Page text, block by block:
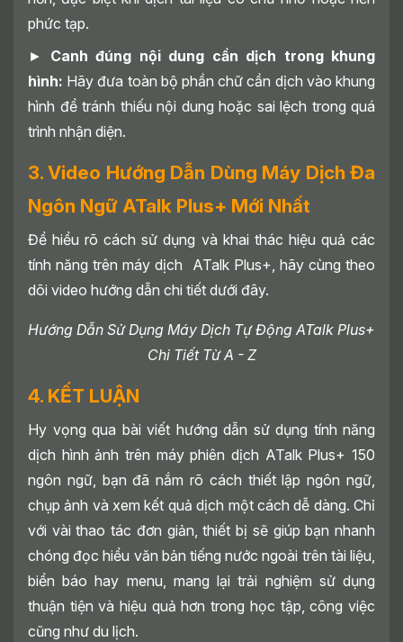
phức tạp.
► Canh đúng nội dung cần dịch trong khung
hình: Hãy đưa toàn bộ phần chữ cần dịch vào khung
hình để tránh thiếu nội dung hoặc sai lệch trong quá
trình nhận diện.
3. Video Hướng Dẫn Dùng Máy Dịch Đa
Ngôn Ngữ ATalk Plus+ Mới Nhất
Để hiểu rõ cách sử dụng và khai thác hiệu quả các
tính năng trên máy dịch ATalk Plus+, hãy cùng theo
dõi video hướng dẫn chi tiết dưới đây.
Hướng Dẫn Sử Dụng Máy Dịch Tự Động ATalk Plus+ Chi Tiết Từ A - Z
Hướng Dẫn Sử Dụng Máy Dịch Tự Động ATalk Plus+
Chi Tiết Từ A - Z
4. KẾT LUẬN
Hy vọng qua bài viết hướng dẫn sử dụng tính năng
dịch hình ảnh trên máy phiên dịch ATalk Plus+ 150
ngôn ngữ, bạn đã nắm rõ cách thiết lập ngôn ngữ,
chụp ảnh và xem kết quả dịch một cách dễ dàng. Chỉ
với vài thao tác đơn giản, thiết bị sẽ giúp bạn nhanh
chóng đọc hiểu văn bản tiếng nước ngoài trên tài liệu,
biển báo hay menu, mang lại trải nghiệm sử dụng
thuận tiện và hiệu quả hơn trong học tập, công việc
cũng như du lịch.